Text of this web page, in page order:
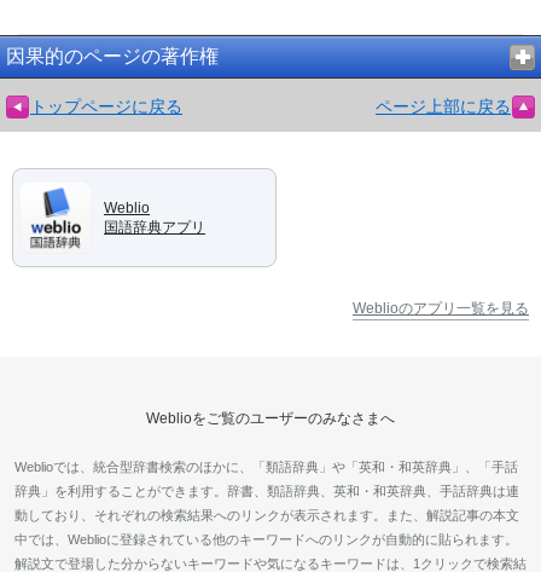
因果的のページの著作権
トップページに戻る ページ上部に戻る
Weblio
国語辞典アプリ
Weblioのアプリ一覧を見る
Weblioをご覧のユーザーのみなさまへ
Weblioでは、統合型辞書検索のほかに、「類語辞典」や「英和・和英辞典」、「手話
辞典」を利用することができます。辞書、類語辞典、英和・和英辞典、手話辞典は連
動しており、それぞれの検索結果へのリンクが表示されます。また、解説記事の本文
中では、Weblioに登録されている他のキーワードへのリンクが自動的に貼られます。
解説文で登場した分からないキーワードや気になるキーワードは、1クリックで検索結